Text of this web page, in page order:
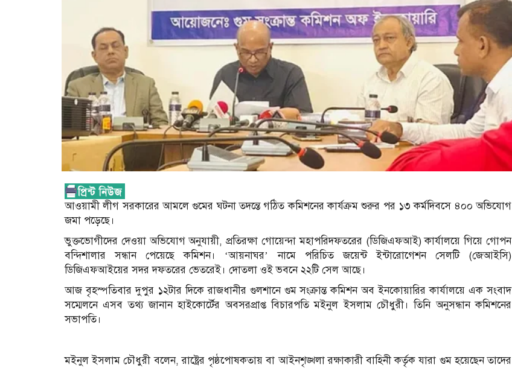
আওয়ামী লীগ সরকারের আমলে গুমের ঘটনা তদন্তে গঠিত কমিশনের কার্যক্রম শুরুর পর ১৩ কর্মদিবসে ৪০০ অভিযোগ
জমা পড়েছে।
ভুক্তভোগীদের দেওয়া অভিযোগ অনুযায়ী, প্রতিরক্ষা গোয়েন্দা মহাপরিদফতরের (ডিজিএফআই) কার্যালয়ে গিয়ে গোপন
বন্দিশালার সন্ধান পেয়েছে কমিশন। ‘আয়নাঘর’ নামে পরিচিত জয়েন্ট ইন্টারোগেশন সেলটি (জেআইসি)
ডিজিএফআইয়ের সদর দফতরের ভেতরেই। দোতলা ওই ভবনে ২২টি সেল আছে।
আজ বৃহস্পতিবার দুপুর ১২টার দিকে রাজধানীর গুলশানে গুম সংক্রান্ত কমিশন অব ইনকোয়ারির কার্যালয়ে এক সংবাদ
সম্মেলনে এসব তথ্য জানান হাইকোর্টের অবসরপ্রাপ্ত বিচারপতি মইনুল ইসলাম চৌধুরী। তিনি অনুসন্ধান কমিশনের
সভাপতি।
মইনুল ইসলাম চৌধুরী বলেন, রাষ্ট্রের পৃষ্ঠপোষকতায় বা আইনশৃঙ্খলা রক্ষাকারী বাহিনী কর্তৃক যারা গুম হয়েছেন তাদের